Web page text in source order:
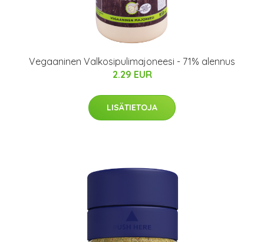
Vegaaninen Valkosipulimajoneesi - 71% alennus
2.29 EUR
LISÄTIETOJA